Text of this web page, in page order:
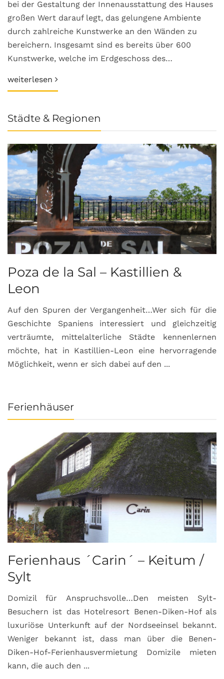
bei der Gestaltung der Innenausstattung des Hauses
großen Wert darauf legt, das gelungene Ambiente
durch zahlreiche Kunstwerke an den Wänden zu
bereichern. Insgesamt sind es bereits über 600
Kunstwerke, welche im Erdgeschoss des…
weiterlesen
Städte & Regionen
Poza de la Sal – Kastillien &
Leon
Auf den Spuren der Vergangenheit…Wer sich für die
Geschichte Spaniens interessiert und gleichzeitig
verträumte, mittelalterliche Städte kennenlernen
möchte, hat in Kastillien-Leon eine hervorragende
Möglichkeit, wenn er sich dabei auf den ...
Ferienhäuser
Ferienhaus ´Carin´ – Keitum /
Sylt
Domizil für Anspruchsvolle…Den meisten Sylt-
Besuchern ist das Hotelresort Benen-Diken-Hof als
luxuriöse Unterkunft auf der Nordseeinsel bekannt.
Weniger bekannt ist, dass man über die Benen-
Diken-Hof-Ferienhausvermietung Domizile mieten
kann, die auch den ...